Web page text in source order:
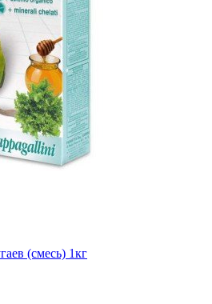
(смесь) 1кг